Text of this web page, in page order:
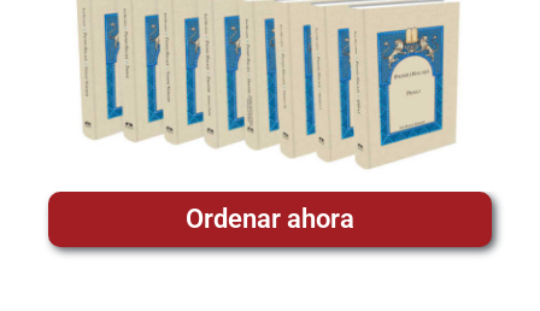
Ordenar ahora